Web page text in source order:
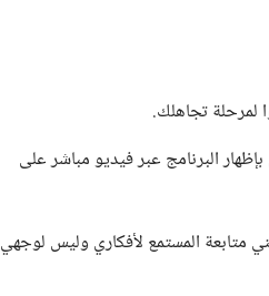
تجاهلك.
البرنامج عبر فيديو مباشر على
متابعة المستمع لأفكاري وليس لوجهي